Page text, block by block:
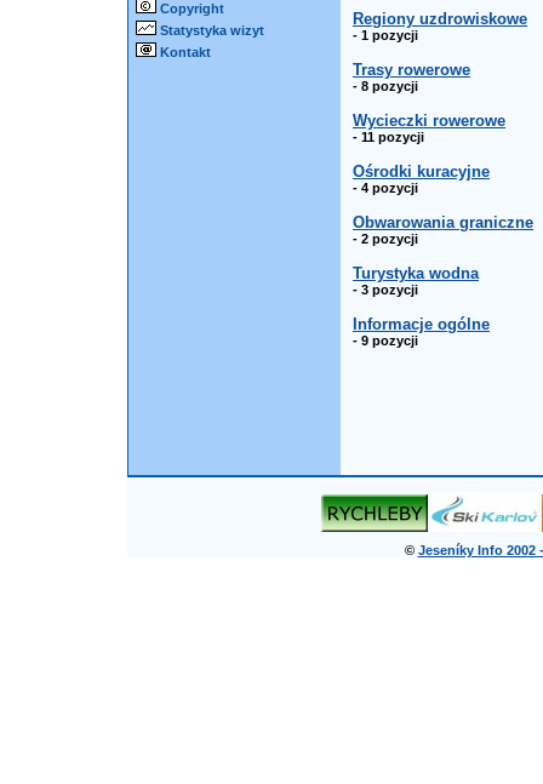
Copyright
Statystyka wizyt
Kontakt
Regiony uzdrowiskowe
- 1 pozycji
Trasy rowerowe
- 8 pozycji
Wycieczki rowerowe
- 11 pozycji
Ośrodki kuracyjne
- 4 pozycji
Obwarowania graniczne
- 2 pozycji
Turystyka wodna
- 3 pozycji
Informacje ogólne
- 9 pozycji
© Jeseníky Info 2002